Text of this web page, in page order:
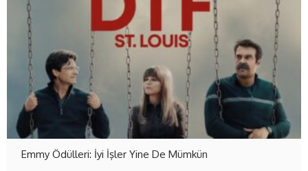
Emmy Ödülleri: İyi İşler Yine De Mümkün